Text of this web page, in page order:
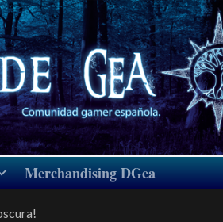
Merchandising DGea